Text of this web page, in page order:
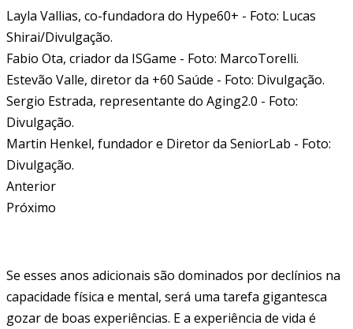
Layla Vallias, co-fundadora do Hype60+ - Foto: Lucas
Shirai/Divulgação.
Fabio Ota, criador da ISGame - Foto: MarcoTorelli.
Estevão Valle, diretor da +60 Saúde - Foto: Divulgação.
Sergio Estrada, representante do Aging2.0 - Foto:
Divulgação.
Martin Henkel, fundador e Diretor da SeniorLab - Foto:
Divulgação.
Anterior
Próximo
Se esses anos adicionais são dominados por declínios na
capacidade física e mental, será uma tarefa gigantesca
gozar de boas experiências. E a experiência de vida é